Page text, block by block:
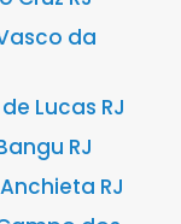
da
Lucas RJ
RJ
RJ